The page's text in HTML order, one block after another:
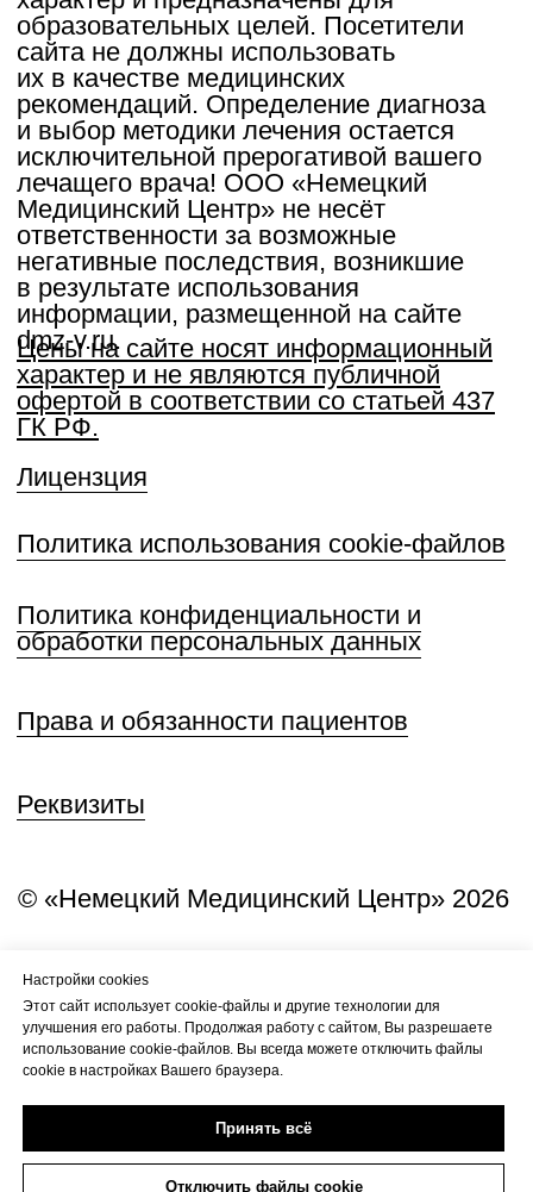
Настройки cookies
Этот сайт использует cookie-файлы и другие технологии для
улучшения его работы. Продолжая работу с сайтом, Вы разрешаете
использование cookie-файлов. Вы всегда можете отключить файлы
cookie в настройках Вашего браузера.
Принять всё
Отключить файлы cookie